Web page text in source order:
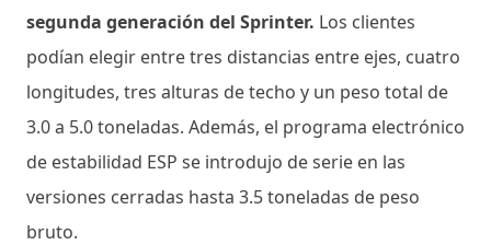
segunda generación del Sprinter. Los clientes
podían elegir entre tres distancias entre ejes, cuatro
longitudes, tres alturas de techo y un peso total de
3.0 a 5.0 toneladas. Además, el programa electrónico
de estabilidad ESP se introdujo de serie en las
versiones cerradas hasta 3.5 toneladas de peso
bruto.